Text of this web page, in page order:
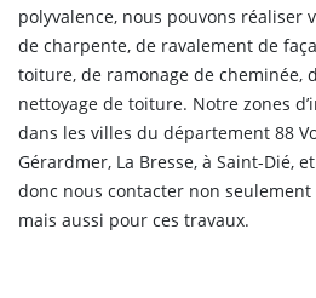
polyvalence, nous pouvons réaliser
de charpente, de ravalement de
toiture, de ramonage de cheminée,
nettoyage de toiture. Notre zones
dans les villes du département 88
Gérardmer, La Bresse, à Saint-Dié,
donc nous contacter non
mais aussi pour ces travaux.